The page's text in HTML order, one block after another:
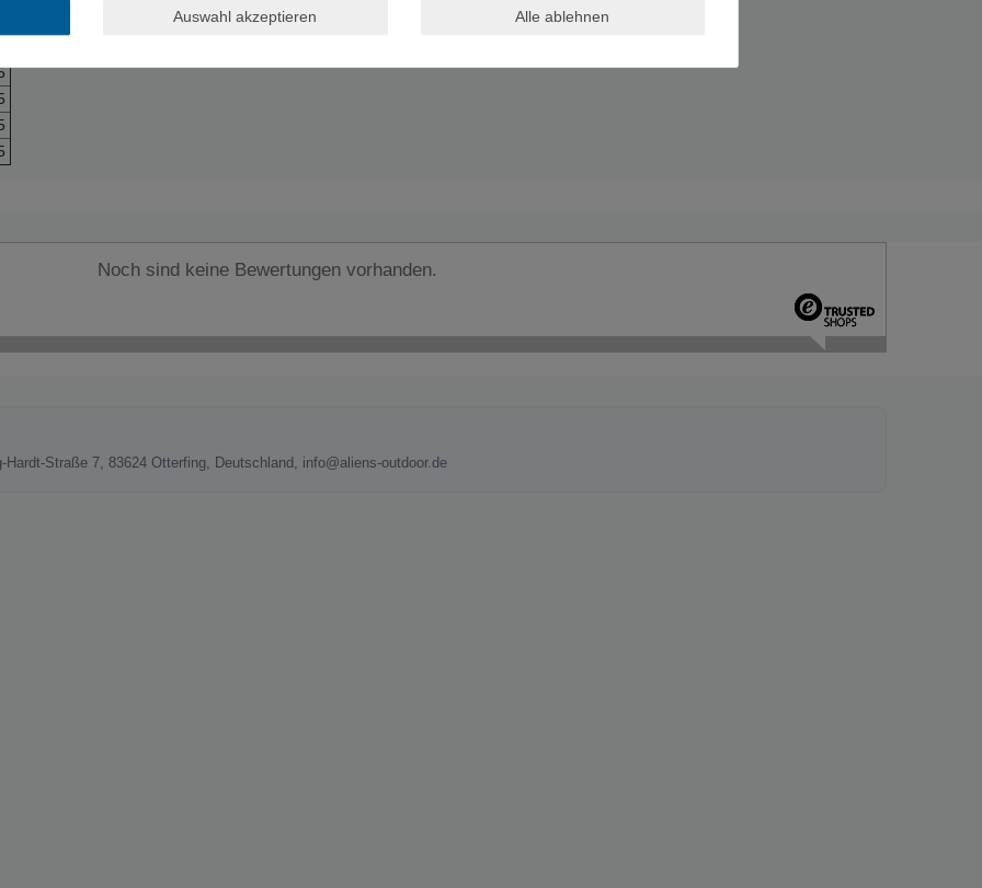
Noch sind keine Bewertungen vorhanden.
Straße 7, 83624 Otterfing, Deutschland, info@aliens-outdoor.de
Auswahl akzeptieren Alle ablehnen